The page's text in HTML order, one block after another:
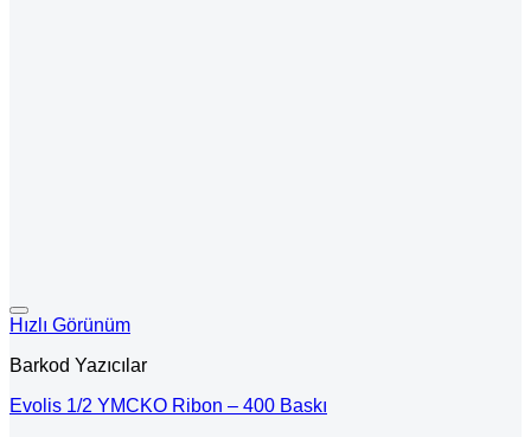
Hızlı Görünüm
Barkod Yazıcılar
Evolis 1/2 YMCKO Ribon – 400 Baskı